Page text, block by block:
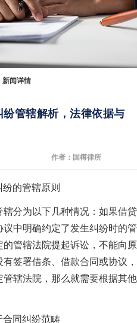
新闻详情
纷管辖解析，法律依据与
作者：国樽律所
的管辖原则
分为以下几种情况：如果借贷
中明确约定了发生纠纷时的管
管辖法院提起诉讼，不能向原
签署借条、借款合同或协议，
辖法院，那么就需要根据其他
合同纠纷范畴